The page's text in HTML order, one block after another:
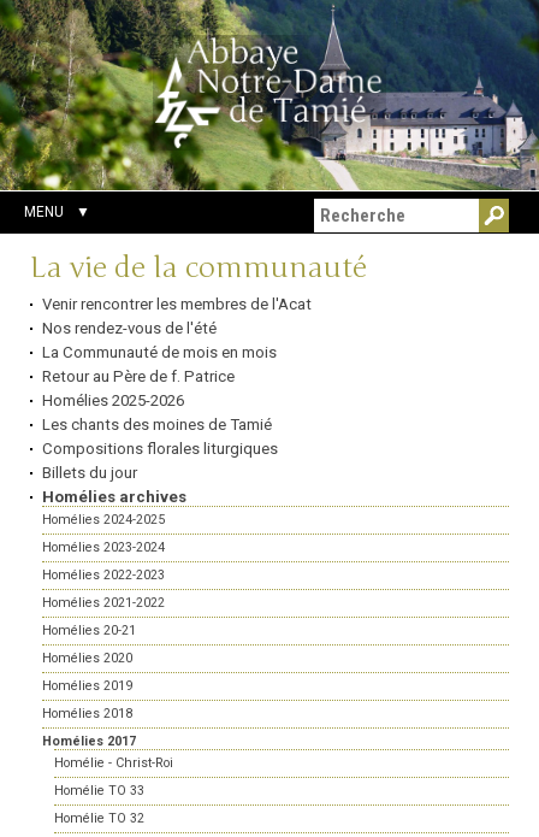
Aller
au
contenu.
|
Aller
à
la
navigation
Outils
personnels
Chercher par
Recherche
avancée…
MENU
Navigation
La vie de la communauté
Venir rencontrer les membres de l'Acat
Nos rendez-vous de l'été
La Communauté de mois en mois
Retour au Père de f. Patrice
Homélies 2025-2026
Les chants des moines de Tamié
Compositions florales liturgiques
Billets du jour
Homélies archives
Homélies 2024-2025
Homélies 2023-2024
Homélies 2022-2023
Homélies 2021-2022
Homélies 20-21
Homélies 2020
Homélies 2019
Homélies 2018
Homélies 2017
Homélie - Christ-Roi
Homélie TO 33
Homélie TO 32